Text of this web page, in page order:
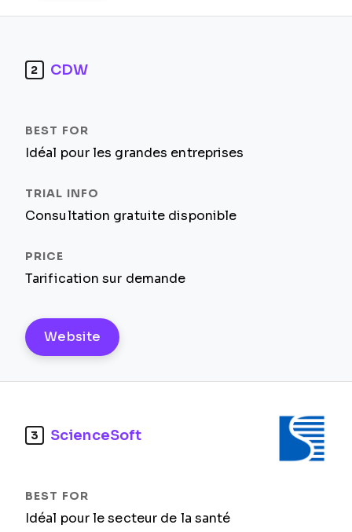
2 CDW
Idéal pour les grandes entreprises
Consultation gratuite disponible
Tarification sur demande
Website
3 ScienceSoft
Idéal pour le secteur de la santé